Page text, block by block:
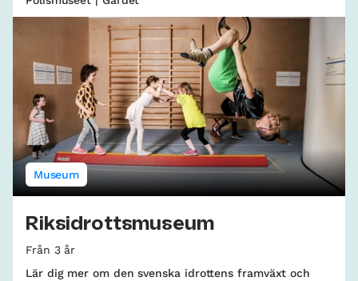
Museum
Riksidrottsmuseum
Från 3 år
Lär dig mer om den svenska idrottens framväxt och